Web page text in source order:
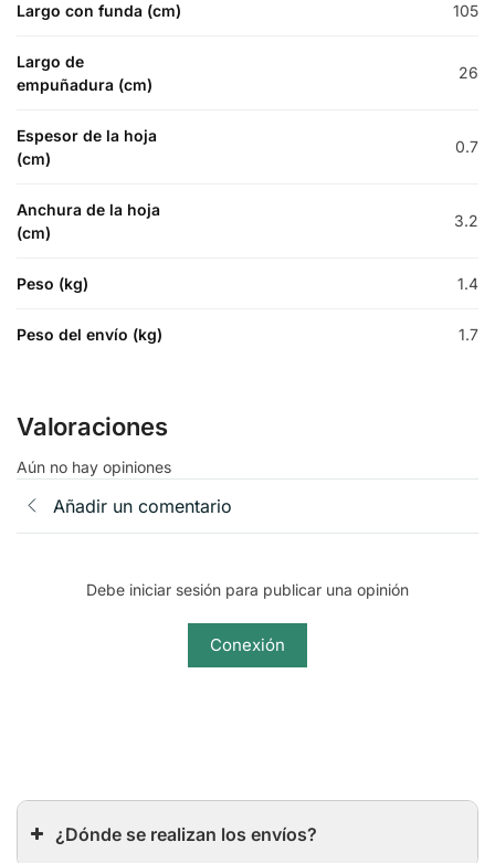
Largo con funda (cm) 105
Largo de
empuñadura (cm)
26
Espesor de la hoja
(cm)
0.7
Anchura de la hoja
(cm)
3.2
Peso (kg) 1.4
Peso del envío (kg) 1.7
Valoraciones
Aún no hay opiniones
Añadir un comentario
Debe iniciar sesión para publicar una opinión
Conexión
¿Dónde se realizan los envíos?